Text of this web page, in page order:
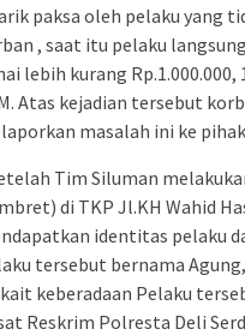
paksa oleh pelaku yang
, saat itu pelaku
lebih kurang
Atas kejadian tersebut
masalah ini ke
Tim Siluman
di TKP Jl.KH Wahid
identitas pelaku
tersebut bernama
keberadaan Pelaku
Reskrim Polresta Deli